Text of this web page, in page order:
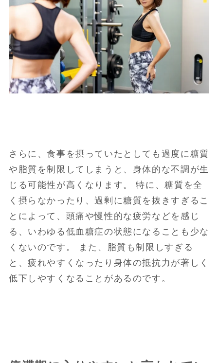
さらに、食事を摂っていたとしても過度に糖質
や脂質を制限してしまうと、身体的な不調が生
じる可能性が高くなります。 特に、糖質を全
く摂らなかったり、過剰に糖質を抜きすぎるこ
とによって、頭痛や慢性的な疲労などを感じ
る、いわゆる低血糖症の状態になることも少な
くないのです。 また、脂質も制限しすぎる
と、疲れやすくなったり身体の抵抗力が著しく
低下しやすくなることがあるのです。